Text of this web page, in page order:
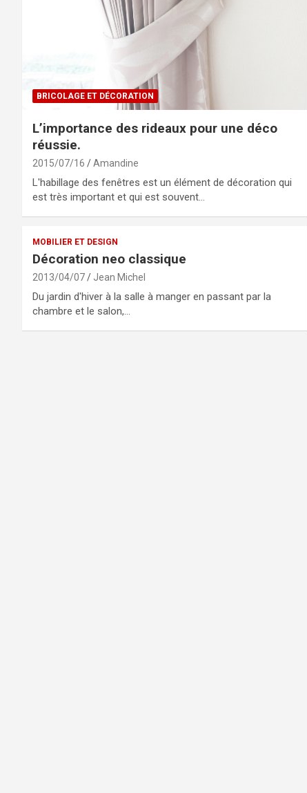
BRICOLAGE ET DÉCORATION
L’importance des rideaux pour une déco
réussie.
2015/07/16 Amandine
L'habillage des fenêtres est un élément de décoration qui
est très important et qui est souvent…
MOBILIER ET DESIGN
Décoration neo classique
2013/04/07 Jean Michel
Du jardin d'hiver à la salle à manger en passant par la
chambre et le salon,…